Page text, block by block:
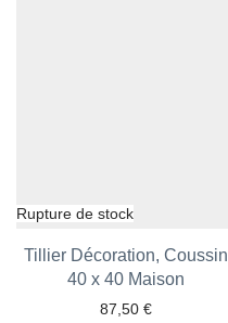
Tillier Décoration, Coussin
40 x 40 Maison
87,50 €
Ajouter aux favoris